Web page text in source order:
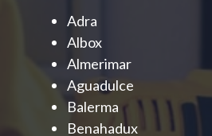
Adra
Albox
Almerimar
Aguadulce
Balerma
Benahadux